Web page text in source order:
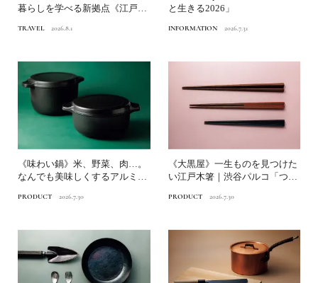
暮らしを学べる新拠点《江戸東
TRAVEL 2026.8.1
と生きる2026」
INFORMATION 2026.7.31
《味わい鍋》米、野菜、肉…。
なんでも美味しくするアルミ鋳
PRODUCT 2026.7.30
《大黒屋》一生ものを見つけた
い江戸木箸｜渋谷パルコ「つく
PRODUCT 2026.7.30